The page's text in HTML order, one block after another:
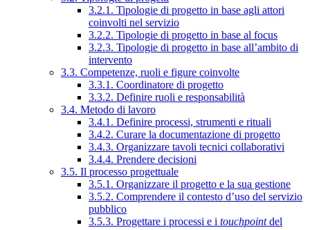
3.2.1. Tipologie di progetto in base agli attori
coinvolti nel servizio
3.2.2. Tipologie di progetto in base al focus
3.2.3. Tipologie di progetto in base all’ambito di
intervento
3.3. Competenze, ruoli e figure coinvolte
3.3.1. Coordinatore di progetto
3.3.2. Definire ruoli e responsabilità
3.4. Metodo di lavoro
3.4.1. Definire processi, strumenti e rituali
3.4.2. Curare la documentazione di progetto
3.4.3. Organizzare tavoli tecnici collaborativi
3.4.4. Prendere decisioni
3.5. Il processo progettuale
3.5.1. Organizzare il progetto e la sua gestione
3.5.2. Comprendere il contesto d’uso del servizio
pubblico
3.5.3. Progettare i processi e i touchpointdel